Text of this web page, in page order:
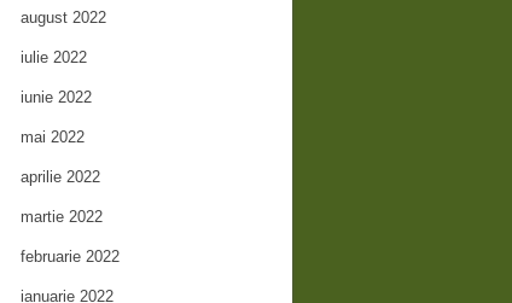
august 2022
iulie 2022
iunie 2022
mai 2022
aprilie 2022
martie 2022
februarie 2022
ianuarie 2022